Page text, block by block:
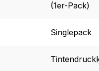
(1er-Pack)
Singlepack